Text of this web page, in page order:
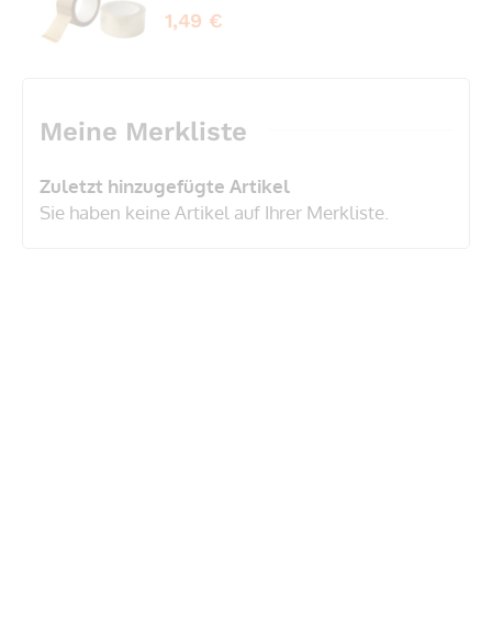
1,49 €
Meine Merkliste
Zuletzt hinzugefügte Artikel
Sie haben keine Artikel auf Ihrer Merkliste.